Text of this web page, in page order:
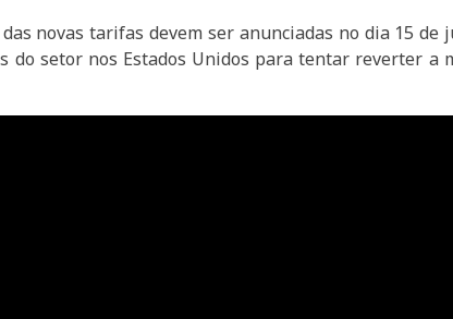
novas tarifas devem ser anunciadas no dia 15
do setor nos Estados Unidos para tentar reverter